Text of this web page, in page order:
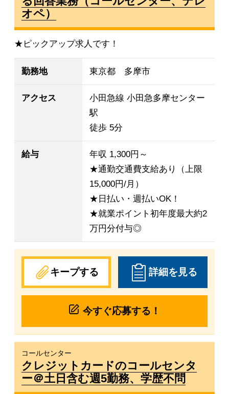
オペ）
★ピックアップ求人です！
勤務地 東京都 多摩市
アクセス
小田急線 小田急多摩センター
駅
徒歩 5分
給与
年収 1,300円～
★通勤交通費支給あり（上限
15,000円/月）
★日払い・週払いOK！
★就業ポイント初年度最大約2
万円分付与◎
キープする 詳細を見る
今すぐ応募する！
コールセンター
クレジットカードのコールセンタ
ー＠土日含む週5勤務、学歴不問